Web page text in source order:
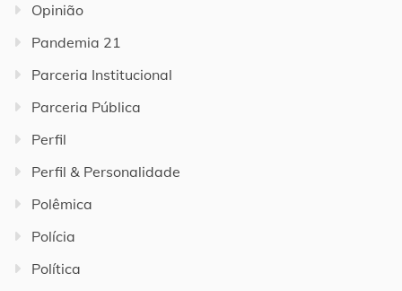
Opinião
Pandemia 21
Parceria Institucional
Parceria Pública
Perfil
Perfil & Personalidade
Polêmica
Polícia
Política